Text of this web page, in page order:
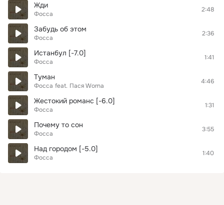
Жди
Фосса
2:48
Забудь об этом
Фосса
2:36
Истанбул [-7.0]
Фосса
1:41
Туман
Фосса feat. Пася Worna
4:46
Жестокий романс [-6.0]
Фосса
1:31
Почему то сон
Фосса
3:55
Над городом [-5.0]
Фосса
1:40